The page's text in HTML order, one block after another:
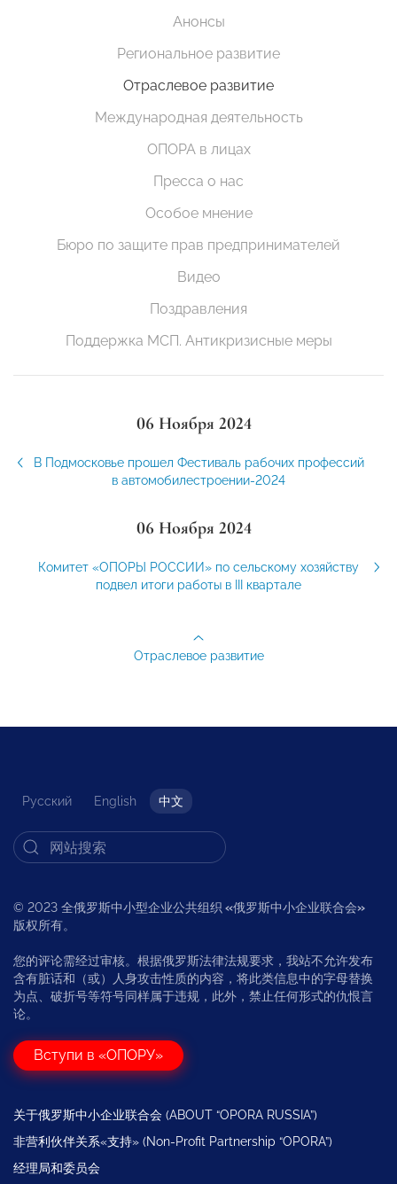
Анонсы
Региональное развитие
Отраслевое развитие
Международная деятельность
ОПОРА в лицах
Пресса о нас
Особое мнение
Бюро по защите прав предпринимателей
Видео
Поздравления
Поддержка МСП. Антикризисные меры
06 Ноября 2024
В Подмосковье прошел Фестиваль рабочих профессий
в автомобилестроении-2024
06 Ноября 2024
Комитет «ОПОРЫ РОССИИ» по сельскому хозяйству
подвел итоги работы в III квартале
Отраслевое развитие
Русский English 中文
© 2023 全俄罗斯中小型企业公共组织 «俄罗斯中小企业联合会»
版权所有。
您的评论需经过审核。根据俄罗斯法律法规要求，我站不允许发布
含有脏话和（或）人身攻击性质的内容，将此类信息中的字母替换
为点、破折号等符号同样属于违规，此外，禁止任何形式的仇恨言
论。
Вступи в «ОПОРУ»
关于俄罗斯中小企业联合会 (ABOUT “OPORA RUSSIA”)
非营利伙伴关系«支持» (Non-Profit Partnership “OPORA”)
经理局和委员会